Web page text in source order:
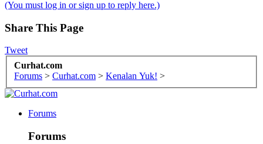
(You must log in or sign up to reply here.)
Share This Page
Tweet
Curhat.com
Forums > Curhat.com > Kenalan Yuk! >
Forums
Forums